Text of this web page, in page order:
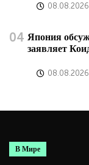
Япония
заявляет
В Мире